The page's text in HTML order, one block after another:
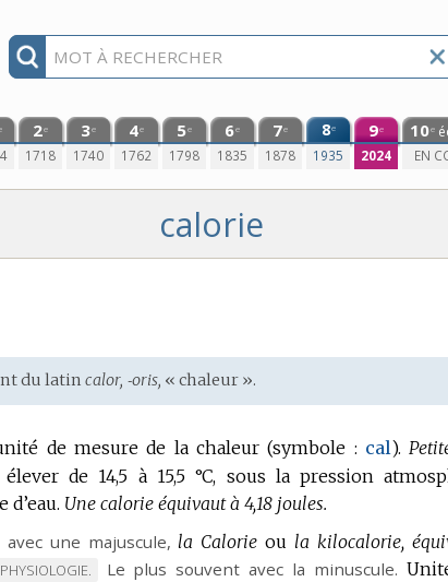
2e
1718
3e
1740
4e
1762
5e
1798
6e
1835
7e
1878
8e
1935
9e
2024
10e
EN
calorie
dulatin calor, ‑oris, « chaleur ».
de mesure de la chaleur (symbole : cal).
de 14,5 à 15,5 °C, sous la pression
Une calorie équivaut à 4,18 joules.
avec une majuscule, la Calorie ou la kilocalorie,
MARQUE
PHYSIOLOGIE. Le plus souvent avec la minuscule.